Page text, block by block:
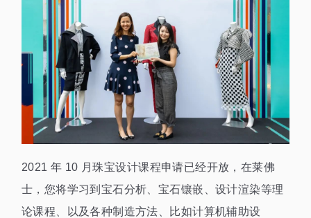
2021 年 10 月珠宝设计课程申请已经开放，在莱佛
士，您将学习到宝石分析、宝石镶嵌、设计渲染等理
论课程、以及各种制造方法、比如计算机辅助设